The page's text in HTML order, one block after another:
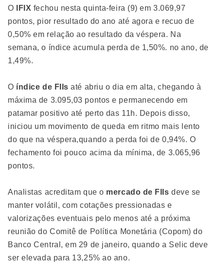
O IFIX fechou nesta quinta-feira (9) em 3.069,97
pontos, pior resultado do ano até agora e recuo de
0,50% em relação ao resultado da véspera. Na
semana, o índice acumula perda de 1,50%. no ano, de
1,49%.
O índice de FIIs até abriu o dia em alta, chegando à
máxima de 3.095,03 pontos e permanecendo em
patamar positivo até perto das 11h. Depois disso,
iniciou um movimento de queda em ritmo mais lento
do que na véspera,quando a perda foi de 0,94%. O
fechamento foi pouco acima da mínima, de 3.065,96
pontos.
Analistas acreditam que o mercado de FIIs deve se
manter volátil, com cotações pressionadas e
valorizações eventuais pelo menos até a próxima
reunião do Comitê de Política Monetária (Copom) do
Banco Central, em 29 de janeiro, quando a Selic deve
ser elevada para 13,25% ao ano.